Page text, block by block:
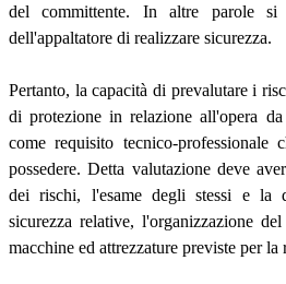
del committente. In altre parole si
dell'appaltatore di realizzare sicurezza.
Pertanto, la capacità di prevalutare i
di protezione in relazione all'opera
come requisito tecnico-professionale
possedere. Detta valutazione deve
dei rischi, l'esame degli stessi e la
sicurezza relative, l'organizzazione
macchine ed attrezzature previste per